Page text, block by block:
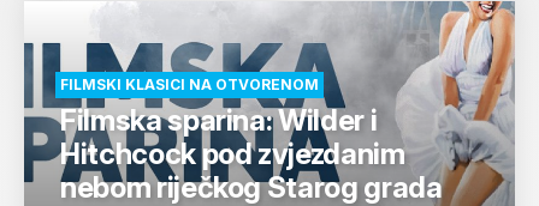
FILMSKI KLASICI NA OTVORENOM
Filmska sparina: Wilder i
Hitchcock pod zvjezdanim
nebom riječkog Starog grada